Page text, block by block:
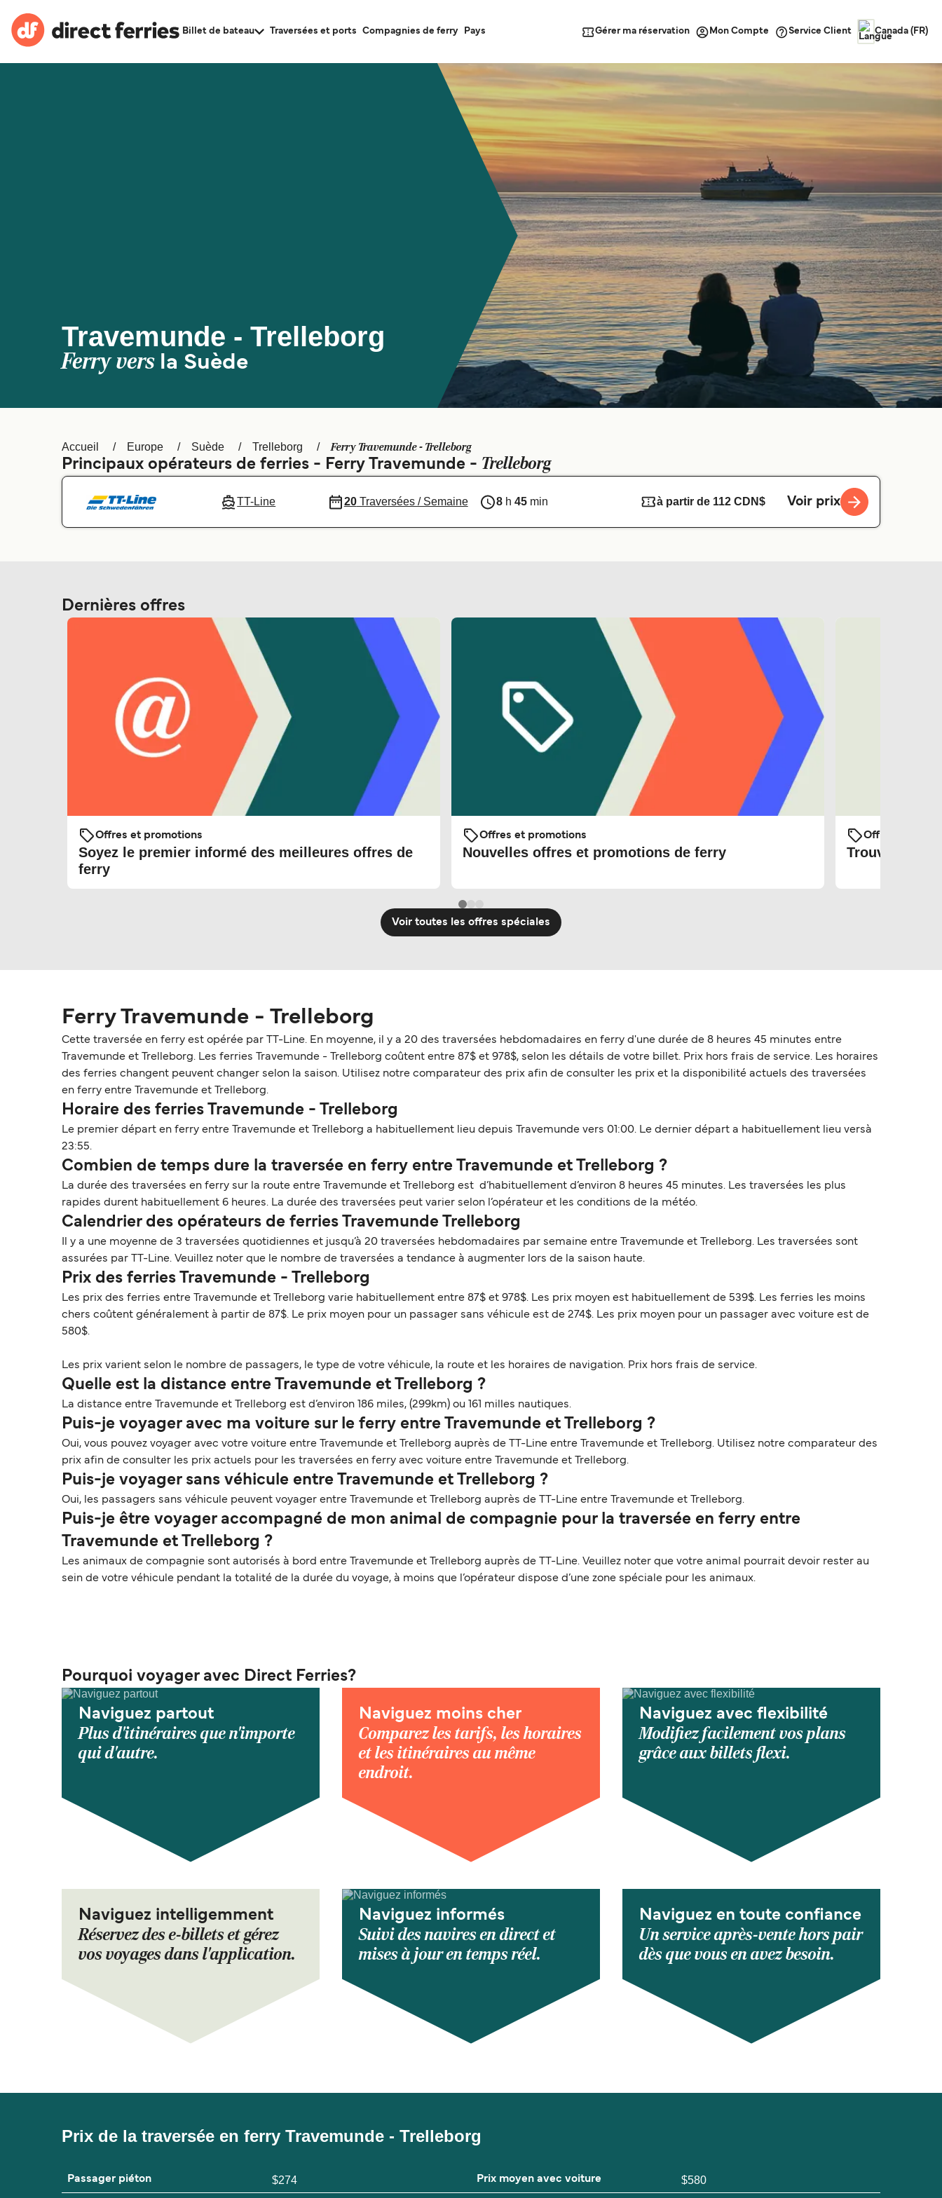
Billet de bateau Traversées et ports Compagnies de ferry Pays Gérer ma réservation Mon Compte Service Client Canada (FR)
Travemunde - Trelleborg
Ferry vers la Suède
Accueil Europe Suède Trelleborg Ferry Travemunde - Trelleborg
Principaux opérateurs de ferries - Ferry Travemunde - Trelleborg
TT-Line 20Traversées / Semaine 8h 45min à partir de 112 CDN$ Voir prix
Dernières offres
Offres et promotions
Soyez le premier informé des meilleures offres de
ferry
Offres et promotions
Nouvelles offres et promotions de ferry
Offres et
Trouvez les
Voir toutes les offres spéciales
Ferry Travemunde - Trelleborg
Cette traversée en ferry est opérée par TT-Line. En moyenne, il y a 20 des traversées hebdomadaires en ferry d'une durée de 8 heures 45 minutes entre
Travemunde et Trelleborg. Les ferries Travemunde - Trelleborg coûtent entre 87$ et 978$, selon les détails de votre billet. Prix hors frais de service. Les horaires
des ferries changent peuvent changer selon la saison. Utilisez notre comparateur des prix afin de consulter les prix et la disponibilité actuels des traversées
en ferry entre Travemunde et Trelleborg.
Horaire des ferries Travemunde - Trelleborg
Le premier départ en ferry entre Travemunde et Trelleborg a habituellement lieu depuis Travemunde vers 01:00. Le dernier départ a habituellement lieu versà
23:55.
Combien de temps dure la traversée en ferry entre Travemunde et Trelleborg ?
La durée des traversées en ferry sur la route entre Travemunde et Trelleborg est d’habituellement d’environ 8 heures 45 minutes. Les traversées les plus
rapides durent habituellement 6 heures. La durée des traversées peut varier selon l’opérateur et les conditions de la météo.
Calendrier des opérateurs de ferries Travemunde Trelleborg
Il y a une moyenne de 3 traversées quotidiennes et jusqu’à 20 traversées hebdomadaires par semaine entre Travemunde et Trelleborg. Les traversées sont
assurées par TT-Line. Veuillez noter que le nombre de traversées a tendance à augmenter lors de la saison haute.
Prix des ferries Travemunde - Trelleborg
Les prix des ferries entre Travemunde et Trelleborg varie habituellement entre 87$ et 978$. Les prix moyen est habituellement de 539$. Les ferries les moins
chers coûtent généralement à partir de 87$. Le prix moyen pour un passager sans véhicule est de 274$. Les prix moyen pour un passager avec voiture est de
580$.
Les prix varient selon le nombre de passagers, le type de votre véhicule, la route et les horaires de navigation. Prix hors frais de service.
Quelle est la distance entre Travemunde et Trelleborg ?
La distance entre Travemunde et Trelleborg est d’environ 186 miles, (299km) ou 161 milles nautiques.
Puis-je voyager avec ma voiture sur le ferry entre Travemunde et Trelleborg ?
Oui, vous pouvez voyager avec votre voiture entre Travemunde et Trelleborg auprès de TT-Line entre Travemunde et Trelleborg. Utilisez notre comparateur des
prix afin de consulter les prix actuels pour les traversées en ferry avec voiture entre Travemunde et Trelleborg.
Puis-je voyager sans véhicule entre Travemunde et Trelleborg ?
Oui, les passagers sans véhicule peuvent voyager entre Travemunde et Trelleborg auprès de TT-Line entre Travemunde et Trelleborg.
Puis-je être voyager accompagné de mon animal de compagnie pour la traversée en ferry entre
Travemunde et Trelleborg ?
Les animaux de compagnie sont autorisés à bord entre Travemunde et Trelleborg auprès de TT-Line. Veuillez noter que votre animal pourrait devoir rester au
sein de votre véhicule pendant la totalité de la durée du voyage, à moins que l’opérateur dispose d’une zone spéciale pour les animaux.
Pourquoi voyager avec Direct Ferries?
Naviguez partout
Plus d'itinéraires que n'importe
qui d'autre.
Naviguez moins cher
Comparez les tarifs, les horaires
et les itinéraires au même
endroit.
Naviguez avec flexibilité
Modifiez facilement vos plans
grâce aux billets flexi.
Naviguez intelligemment
Réservez des e-billets et gérez
vos voyages dans l'application.
Naviguez informés
Suivi des navires en direct et
mises à jour en temps réel.
Naviguez en toute confiance
Un service après-vente hors pair
dès que vous en avez besoin.
Prix de la traversée en ferry Travemunde - Trelleborg
Passager piéton $274 Prix moyen avec voiture $580